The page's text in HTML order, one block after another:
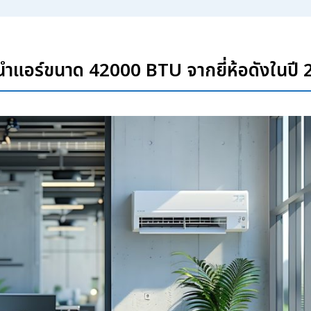
ำแอร์ขนาด 42000 BTU จากยี่ห้อดังในปี